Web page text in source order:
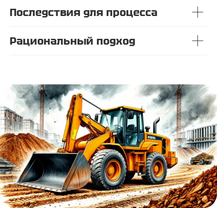
Последствия для процесса
Рациональный подход